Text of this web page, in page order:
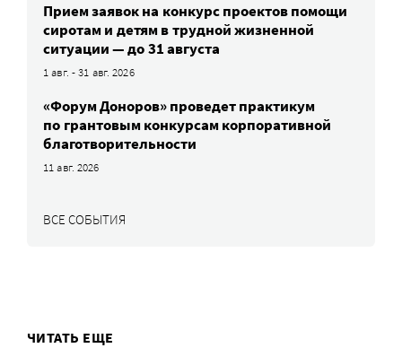
Прием заявок на конкурс проектов помощи
сиротам и детям в трудной жизненной
ситуации — до 31 августа
1 авг. - 31 авг. 2026
«Форум Доноров» проведет практикум
по грантовым конкурсам корпоративной
благотворительности
11 авг. 2026
ВСЕ СОБЫТИЯ
ЧИТАТЬ ЕЩЕ